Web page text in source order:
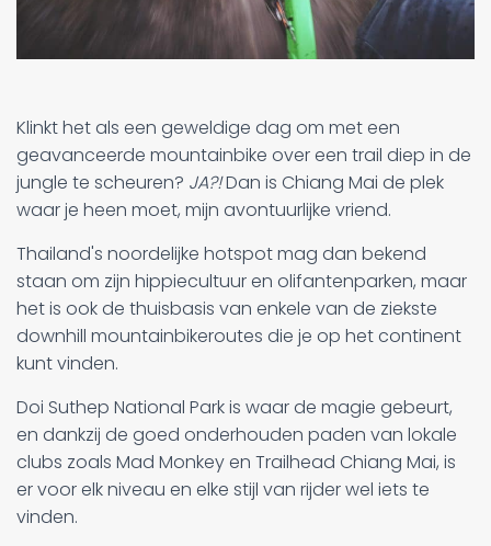
Klinkt het als een geweldige dag om met een
geavanceerde mountainbike over een trail diep in de
jungle te scheuren? JA?!Dan is Chiang Mai de plek
waar je heen moet, mijn avontuurlijke vriend.
Thailand's noordelijke hotspot mag dan bekend
staan om zijn hippiecultuur en olifantenparken, maar
het is ook de thuisbasis van enkele van de ziekste
downhill mountainbikeroutes die je op het continent
kunt vinden.
Doi Suthep National Park is waar de magie gebeurt,
en dankzij de goed onderhouden paden van lokale
clubs zoals Mad Monkey en Trailhead Chiang Mai, is
er voor elk niveau en elke stijl van rijder wel iets te
vinden.